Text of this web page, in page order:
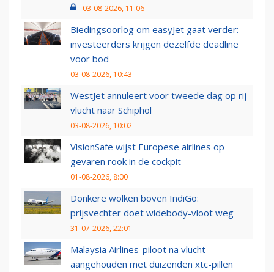
03-08-2026, 11:06
Biedingsoorlog om easyJet gaat verder:
investeerders krijgen dezelfde deadline
voor bod
03-08-2026, 10:43
WestJet annuleert voor tweede dag op rij
vlucht naar Schiphol
03-08-2026, 10:02
VisionSafe wijst Europese airlines op
gevaren rook in de cockpit
01-08-2026, 8:00
Donkere wolken boven IndiGo:
prijsvechter doet widebody-vloot weg
31-07-2026, 22:01
Malaysia Airlines-piloot na vlucht
aangehouden met duizenden xtc-pillen